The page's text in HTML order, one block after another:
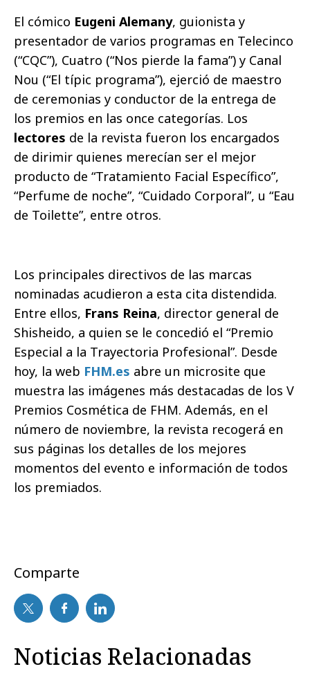
El cómico Eugeni Alemany, guionista y
presentador de varios programas en Telecinco
(“CQC”), Cuatro (“Nos pierde la fama”) y Canal
Nou (“El típic programa”), ejerció de maestro
de ceremonias y conductor de la entrega de
los premios en las once categorías. Los
lectores de la revista fueron los encargados
de dirimir quienes merecían ser el mejor
producto de “Tratamiento Facial Específico”,
“Perfume de noche”, “Cuidado Corporal”, u “Eau
de Toilette”, entre otros.
Los principales directivos de las marcas
nominadas acudieron a esta cita distendida.
Entre ellos, Frans Reina, director general de
Shisheido, a quien se le concedió el “Premio
Especial a la Trayectoria Profesional”. Desde
hoy, la web FHM.es abre un microsite que
muestra las imágenes más destacadas de los V
Premios Cosmética de FHM. Además, en el
número de noviembre, la revista recogerá en
sus páginas los detalles de los mejores
momentos del evento e información de todos
los premiados.
Comparte
Noticias Relacionadas